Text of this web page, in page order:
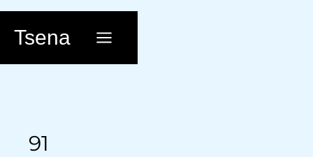
Aller
contenu
Tsena
91